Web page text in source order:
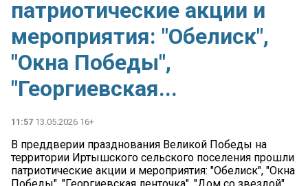
патриотические акции и
мероприятия: "Обелиск",
"Окна Победы",
"Георгиевская...
11:57 13.05.2026 16+
В преддверии празднования Великой Победы на
территории Иртышского сельского поселения прошли
патриотические акции и мероприятия: "Обелиск", "Окна